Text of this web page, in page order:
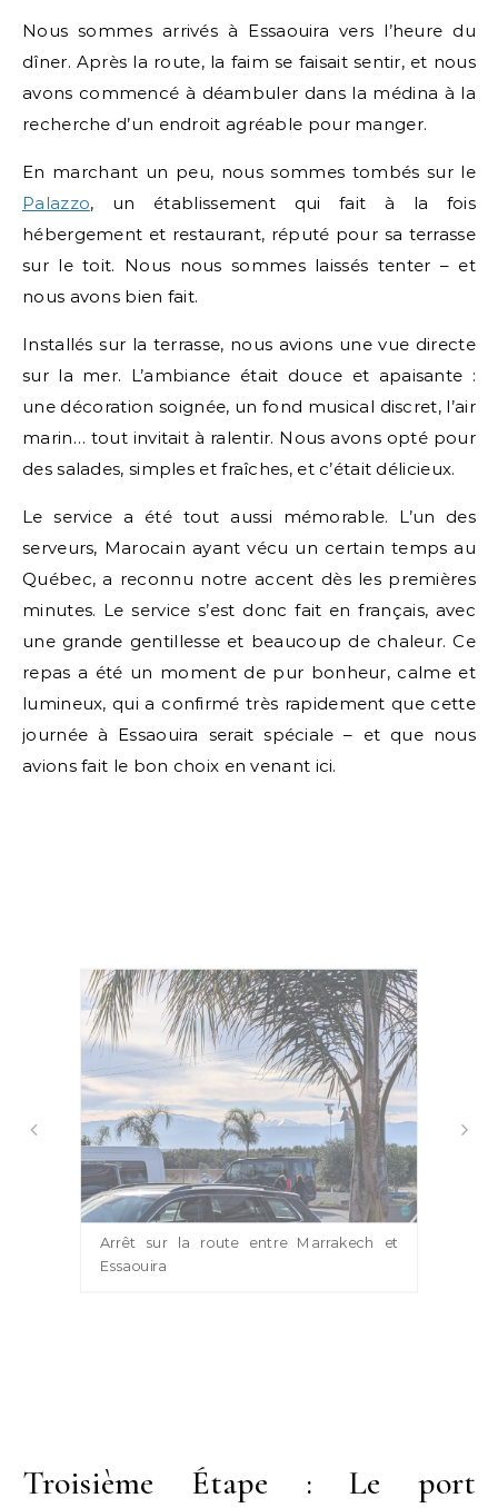
Nous sommes arrivés à Essaouira vers l’heure du
dîner. Après la route, la faim se faisait sentir, et nous
avons commencé à déambuler dans la médina à la
recherche d’un endroit agréable pour manger.
En marchant un peu, nous sommes tombés sur le
Palazzo, un établissement qui fait à la fois
hébergement et restaurant, réputé pour sa terrasse
sur le toit. Nous nous sommes laissés tenter – et
nous avons bien fait.
Installés sur la terrasse, nous avions une vue directe
sur la mer. L’ambiance était douce et apaisante :
une décoration soignée, un fond musical discret, l’air
marin… tout invitait à ralentir. Nous avons opté pour
des salades, simples et fraîches, et c’était délicieux.
Le service a été tout aussi mémorable. L’un des
serveurs, Marocain ayant vécu un certain temps au
Québec, a reconnu notre accent dès les premières
minutes. Le service s’est donc fait en français, avec
une grande gentillesse et beaucoup de chaleur. Ce
repas a été un moment de pur bonheur, calme et
lumineux, qui a confirmé très rapidement que cette
journée à Essaouira serait spéciale – et que nous
avions fait le bon choix en venant ici.
Arrêt sur la route entre Marrakech et
Essaouira
Troisième Étape : Le port